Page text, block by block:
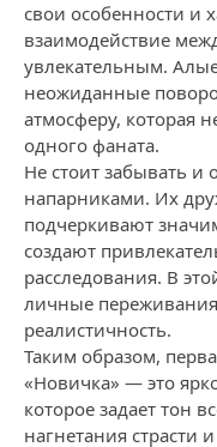
свои особенности и
взаимодействие
увлекательным.
неожиданные
атмосферу, которая
одного фаната.
Не стоит забывать и
напарниками. Их
подчеркивают
создают
расследования. В
личные переживания
реалистичность.
Таким образом,
«Новичка» — это
которое задает тон
нагнетания страсти